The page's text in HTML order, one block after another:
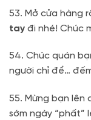
53. Mở cửa hàng
tay đi nhé! Chúc
54. Chúc quán
người chỉ để…
55. Mừng bạn lên
sớm ngày “phất”